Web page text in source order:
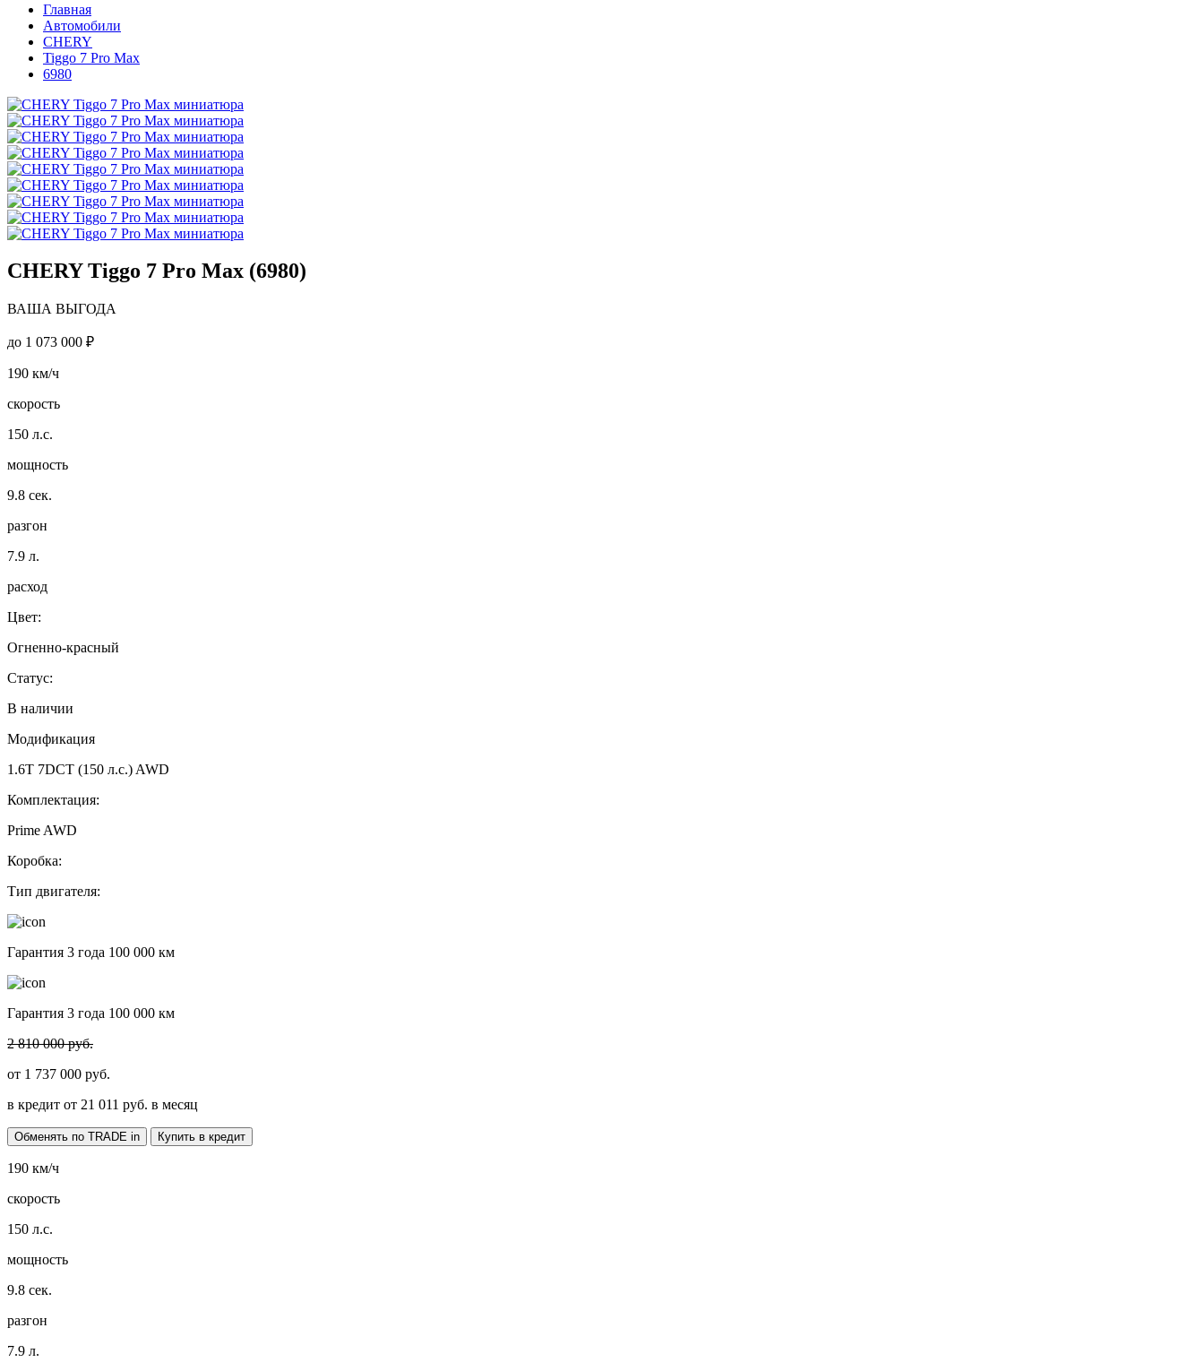
Главная
Автомобили
CHERY
Tiggo 7 Pro Max
6980
CHERY Tiggo 7 Pro Max (6980)
ВАША ВЫГОДА
до 1 073 000 ₽
190 км/ч
скорость
150 л.с.
мощность
9.8 сек.
разгон
7.9 л.
расход
Цвет:
Огненно-красный
Статус:
В наличии
Модификация
1.6T 7DCT (150 л.с.) AWD
Комплектация:
Prime AWD
Коробка:
Тип двигателя:
Гарантия 3 года 100 000 км
Гарантия 3 года 100 000 км
2 810 000 руб.
от 1 737 000 руб.
в кредит от 21 011 руб. в месяц
Обменять по TRADE in Купить в кредит
190 км/ч
скорость
150 л.с.
мощность
9.8 сек.
разгон
7.9 л.